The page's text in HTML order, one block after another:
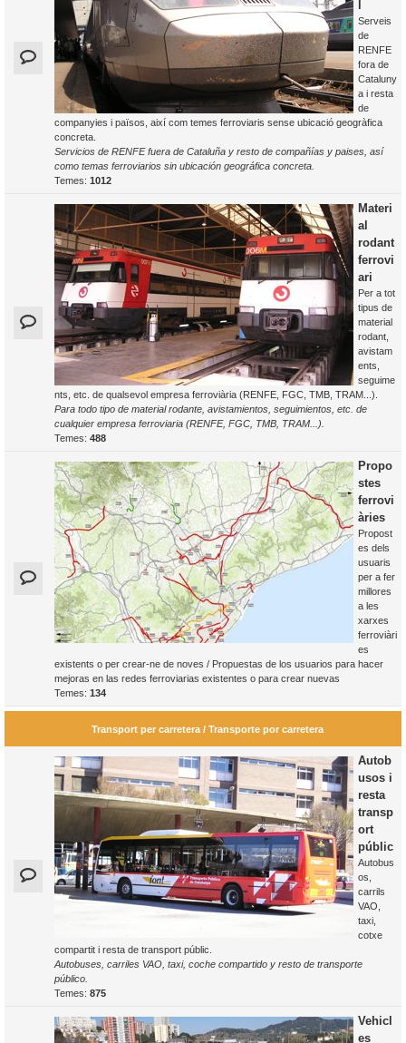
Serveis
de
RENFE
fora de
Cataluny
a i resta
de
companyies i països, així com temes ferroviaris sense ubicació geogràfica
concreta.
Servicios de RENFE fuera de Cataluña y resto de compañías y paises, así
como temas ferroviarios sin ubicación geográfica concreta.
Temes: 1012
Materi
al
rodant
ferrovi
ari
Per a tot
tipus de
material
rodant,
avistam
ents,
seguime
nts, etc. de qualsevol empresa ferroviària (RENFE, FGC, TMB, TRAM...).
Para todo tipo de material rodante, avistamientos, seguimientos, etc. de
cualquier empresa ferroviaria (RENFE, FGC, TMB, TRAM...).
Temes: 488
Propo
stes
ferrovi
àries
Propost
es dels
usuaris
per a fer
millores
a les
xarxes
ferroviàri
es
existents o per crear-ne de noves / Propuestas de los usuarios para hacer
mejoras en las redes ferroviarias existentes o para crear nuevas
Temes: 134
Transport per carretera / Transporte por carretera
Autob
usos i
resta
transp
ort
públic
Autobus
os,
carrils
VAO,
taxi,
cotxe
compartit i resta de transport públic.
Autobuses, carriles VAO, taxi, coche compartido y resto de transporte
público.
Temes: 875
Vehicl
es